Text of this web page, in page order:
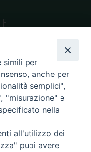
simili per
anche per
semplici",
"misurazione" e
nella
all'utilizzo dei
puoi avere